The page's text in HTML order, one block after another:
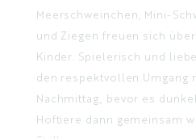
Meerschweinchen, Mini-
und Ziegen freuen sich
Kinder. Spielerisch und
den respektvollen Umgang
Nachmittag, bevor es
Hoftiere dann gemeinsam